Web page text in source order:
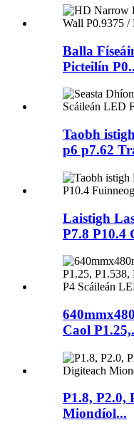
Balla
Picteilín
Taobh
p6 p7.62
Laistigh
P7.8 P10.4
Caol
P1.8, P2.0,
Miondíol...